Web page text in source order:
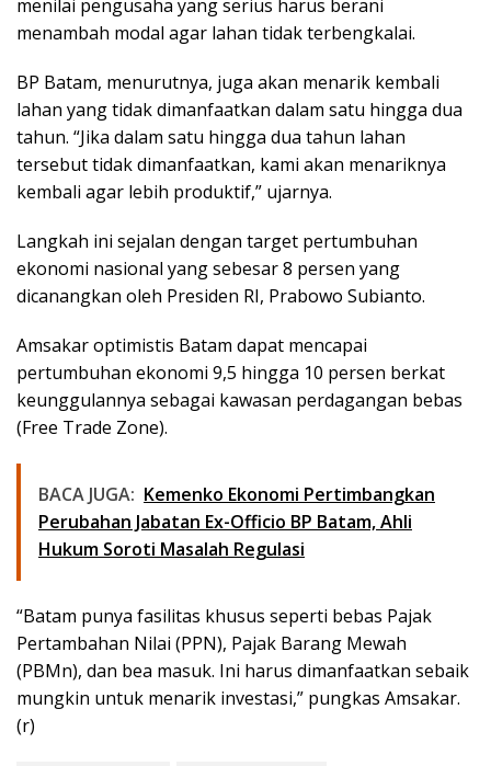
menilai pengusaha yang serius harus berani
menambah modal agar lahan tidak terbengkalai.
BP Batam, menurutnya, juga akan menarik kembali
lahan yang tidak dimanfaatkan dalam satu hingga dua
tahun. “Jika dalam satu hingga dua tahun lahan
tersebut tidak dimanfaatkan, kami akan menariknya
kembali agar lebih produktif,” ujarnya.
Langkah ini sejalan dengan target pertumbuhan
ekonomi nasional yang sebesar 8 persen yang
dicanangkan oleh Presiden RI, Prabowo Subianto.
Amsakar optimistis Batam dapat mencapai
pertumbuhan ekonomi 9,5 hingga 10 persen berkat
keunggulannya sebagai kawasan perdagangan bebas
(Free Trade Zone).
BACA JUGA: Kemenko Ekonomi Pertimbangkan
Perubahan Jabatan Ex-Officio BP Batam, Ahli
Hukum Soroti Masalah Regulasi
“Batam punya fasilitas khusus seperti bebas Pajak
Pertambahan Nilai (PPN), Pajak Barang Mewah
(PBMn), dan bea masuk. Ini harus dimanfaatkan sebaik
mungkin untuk menarik investasi,” pungkas Amsakar.
(r)